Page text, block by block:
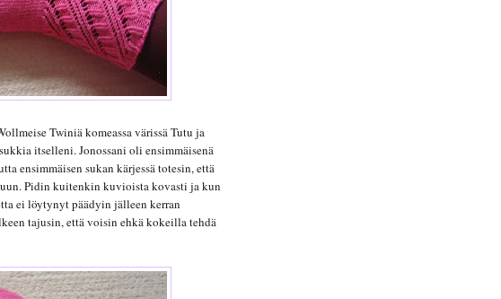
Twiniä komeassa värissä Tutu ja
itselleni. Jonossani oli ensimmäisenä
ensimmäisen sukan kärjessä totesin, että
Pidin kuitenkin kuvioista kovasti ja kun
ei löytynyt päädyin jälleen kerran
tajusin, että voisin ehkä kokeilla tehdä